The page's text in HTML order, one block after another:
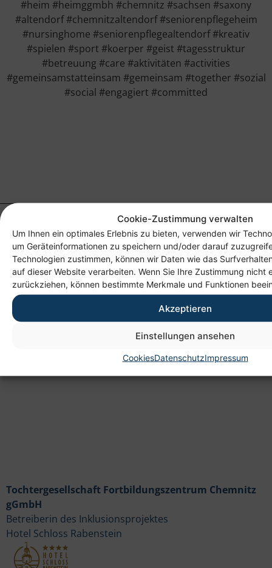
Cookie-Zustimmung verwalten
Um Ihnen ein optimales Erlebnis zu bieten, verwenden wir
um Geräteinformationen zu speichern und/oder darauf
Technologien zustimmen, können wir Daten wie das
auf dieser Website verarbeiten. Wenn Sie Ihre Zustimmung nicht
zurückziehen, können bestimmte Merkmale und Funktionen
Akzeptieren
Einstellungen ansehen
CookiesDatenschutzImpressum
#heim #heimggmbh #chemnitz #sachsen #saxony
#altendorf #chemnitzaltendorf #seniorenpflegeheim
#nursinghome #seniorenpflegealtendorf #kreativ
#spielen #sport #koerper #geist #tagesstruktur
#betreuung #care #aktivitäten #activities
#gemeinsamstatteinsam #gemeinsam #together #sozial
#social #engagiert #committed
Anschrift
Heim gemeinnützige GmbH
Tochtergesellschaft Fortbildungszentrum Chemnitz
gGmbH
Betreiberin des Inklusionsprojektes
Hotel Schloss Rabenstein